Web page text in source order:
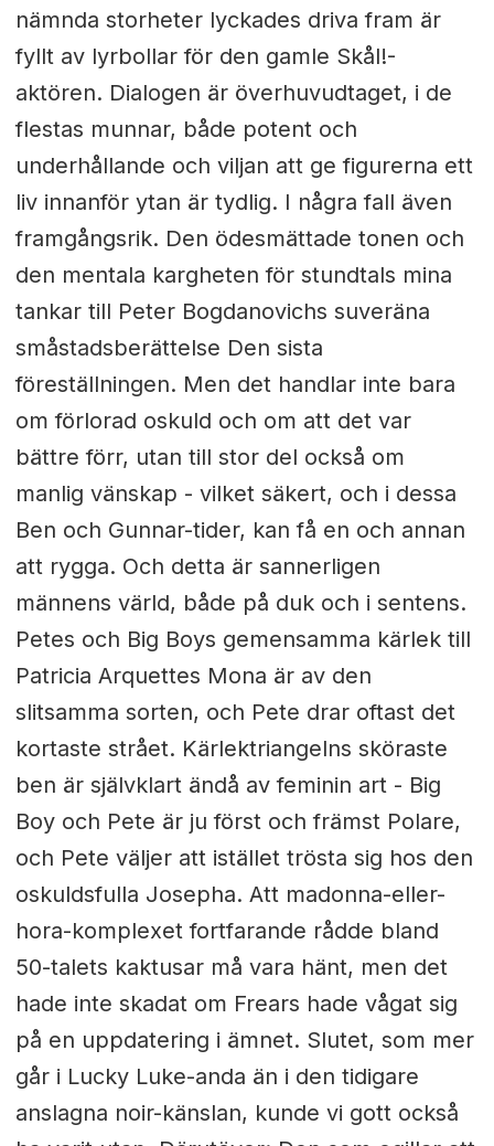
nämnda storheter lyckades driva fram är
fyllt av lyrbollar för den gamle Skål!-
aktören. Dialogen är överhuvudtaget, i de
flestas munnar, både potent och
underhållande och viljan att ge figurerna ett
liv innanför ytan är tydlig. I några fall även
framgångsrik. Den ödesmättade tonen och
den mentala kargheten för stundtals mina
tankar till Peter Bogdanovichs suveräna
småstadsberättelse Den sista
föreställningen. Men det handlar inte bara
om förlorad oskuld och om att det var
bättre förr, utan till stor del också om
manlig vänskap - vilket säkert, och i dessa
Ben och Gunnar-tider, kan få en och annan
att rygga. Och detta är sannerligen
männens värld, både på duk och i sentens.
Petes och Big Boys gemensamma kärlek till
Patricia Arquettes Mona är av den
slitsamma sorten, och Pete drar oftast det
kortaste strået. Kärlektriangelns sköraste
ben är självklart ändå av feminin art - Big
Boy och Pete är ju först och främst Polare,
och Pete väljer att istället trösta sig hos den
oskuldsfulla Josepha. Att madonna-eller-
hora-komplexet fortfarande rådde bland
50-talets kaktusar må vara hänt, men det
hade inte skadat om Frears hade vågat sig
på en uppdatering i ämnet. Slutet, som mer
går i Lucky Luke-anda än i den tidigare
anslagna noir-känslan, kunde vi gott också